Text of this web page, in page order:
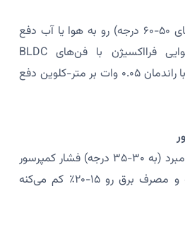
کندانسور گرمای مبرد (دمای ۵۰-۶۰ درجه) رو به هوا یا آب دفع
می‌کنه. کندانسورهای هوایی فرااکسیژن با فن‌های BLDC
(۵۰۰-۲۰۰۰ CFM) گرما رو با راندمان ۰.۰۵ وات بر متر-کلوین دفع
کندانسور با کاهش دمای مبرد (به ۳۰-۳۵ درجه) فشار کمپرسور
رو به ۱۵-۲۰ بار می‌رسونه و مصرف برق رو ۱۵-۲۰٪ کم می‌کنه